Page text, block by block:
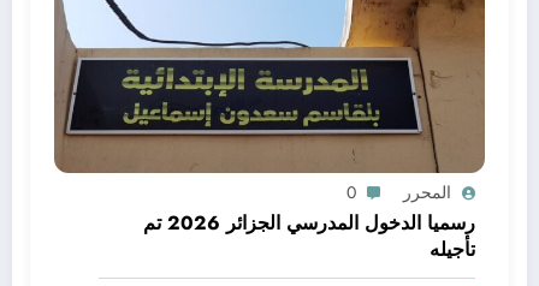
المحرر 0
رسميا الدخول المدرسي الجزائر 2026 تم
تأجيله